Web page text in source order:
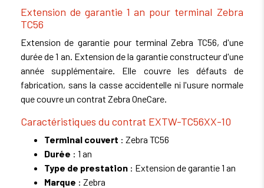
Extension de garantie 1 an pour terminal Zebra
TC56
Extension de garantie pour terminal Zebra TC56, d'une
durée de 1 an. Extension de la garantie constructeur d'une
année supplémentaire. Elle couvre les défauts de
fabrication, sans la casse accidentelle ni l'usure normale
que couvre un contrat Zebra OneCare.
Caractéristiques du contrat EXTW-TC56XX-10
Terminal couvert : Zebra TC56
Durée : 1 an
Type de prestation : Extension de garantie 1 an
Marque : Zebra